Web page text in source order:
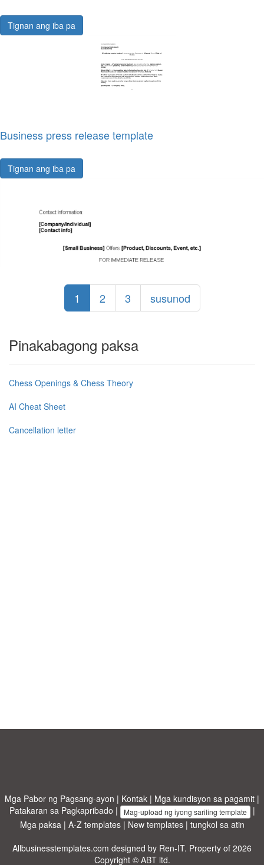
Tignan ang iba pa
Business press release template
Tignan ang iba pa
1 2 3 susunod
Pinakabagong paksa
Chess Openings & Chess Theory
AI Cheat Sheet
Cancellation letter
Mga Pabor ng Pagsang-ayon | Kontak | Mga kundisyon sa pagamit |
Patakaran sa Pagkapribado | Mag-upload ng iyong sariling template |
Mga paksa | A-Z templates| New templates| tungkol sa atin
Allbusinesstemplates.com designed by Ren-IT. Property of 2026
Copyright © ABT ltd.